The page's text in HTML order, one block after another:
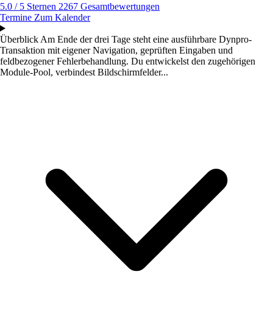
5.0 / 5 Sternen 2267 Gesamtbewertungen
Termine Zum Kalender
Überblick Am Ende der drei Tage steht eine ausführbare Dynpro-
Transaktion mit eigener Navigation, geprüften Eingaben und
feldbezogener Fehlerbehandlung. Du entwickelst den zugehörigen
Module-Pool, verbindest Bildschirmfelder...